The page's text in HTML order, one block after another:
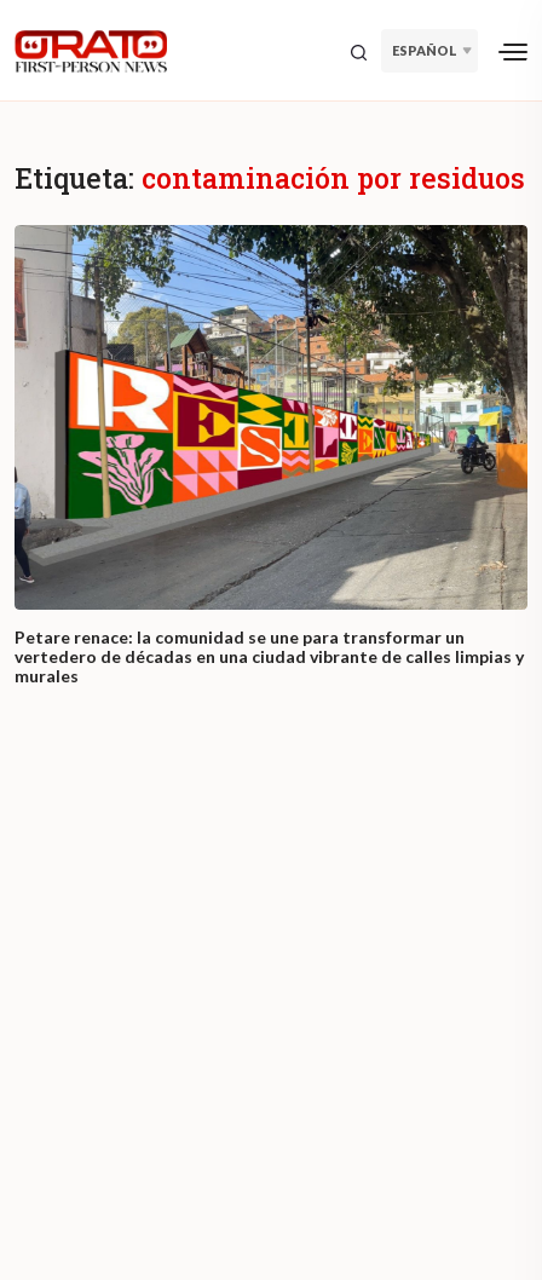
ESPAÑOL
Etiqueta: contaminación por residuos
Petare renace: la comunidad se une para transformar un
vertedero de décadas en una ciudad vibrante de calles limpias y
murales